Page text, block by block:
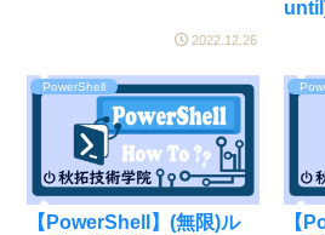
2022.12.26
PowerShell
【PowerShell】(無限)ル
【